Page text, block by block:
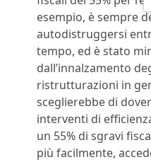
esempio, è sempre
autodistruggersi
tempo, ed è stato
dall’innalzamento
ristrutturazioni in
sceglierebbe di
interventi di
un 55% di sgravi
più facilmente,